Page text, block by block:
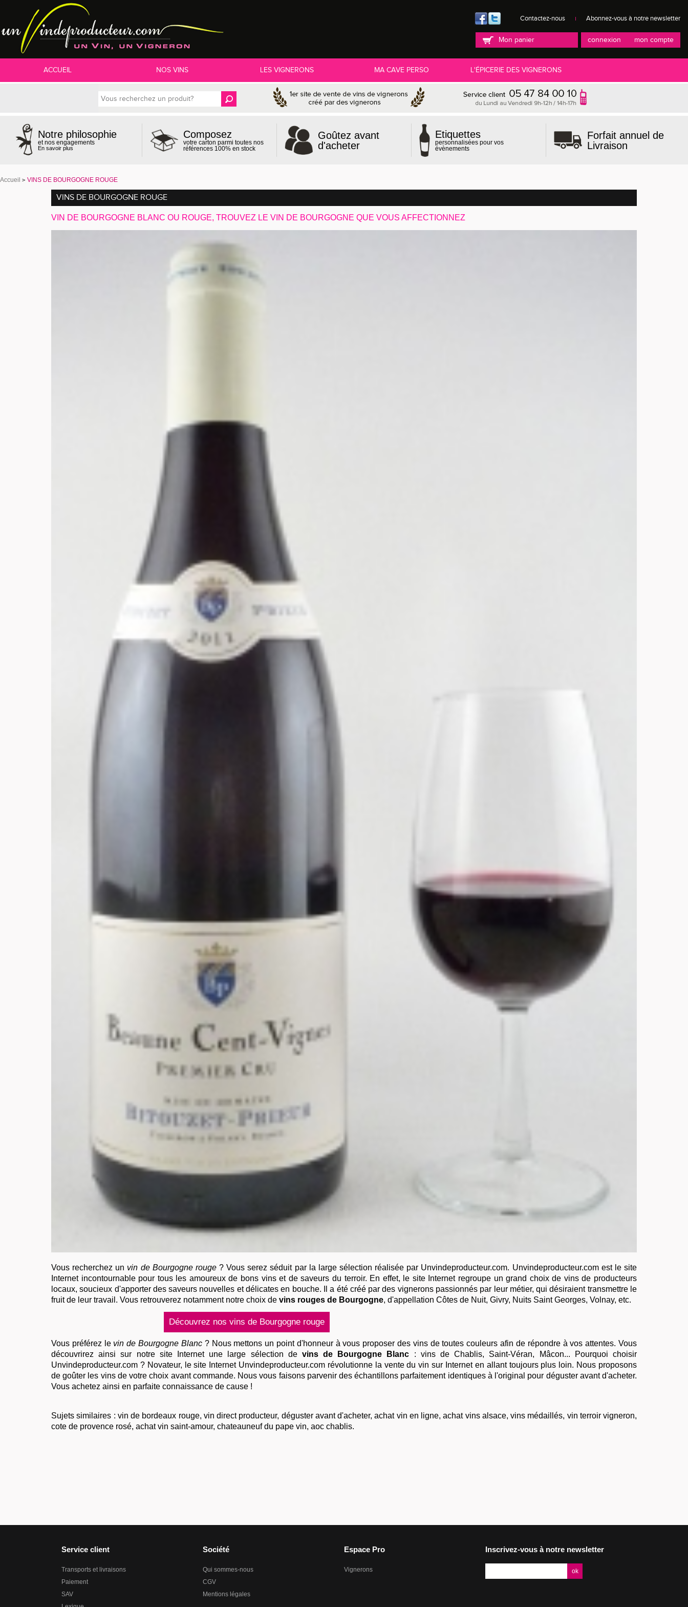
mon compte
connexion
Mon panier
ACCUEIL NOS VINS LES VIGNERONS MA CAVE PERSO L'ÉPICERIE DES VIGNERONS
Accueil VINS DE BOURGOGNE ROUGE
VINS DE BOURGOGNE ROUGE
VIN DE BOURGOGNE BLANC OU ROUGE, TROUVEZ LE VIN DE BOURGOGNE QUE VOUS AFFECTIONNEZ
Vous recherchez un vin de Bourgogne rouge? Vous serez séduit par la large sélection réalisée par Unvindeproducteur.com. Unvindeproducteur.com est le site
Internet incontournable pour tous les amoureux de bons vins et de saveurs du terroir. En effet, le site Internet regroupe un grand choix de vins de producteurs
locaux, soucieux d'apporter des saveurs nouvelles et délicates en bouche. Il a été créé par des vignerons passionnés par leur métier, qui désiraient transmettre le
fruit de leur travail. Vous retrouverez notamment notre choix de vins rouges de Bourgogne, d'appellation Côtes de Nuit, Givry, Nuits Saint Georges, Volnay, etc.
Vous préférez le vin de Bourgogne Blanc? Nous mettons un point d'honneur à vous proposer des vins de toutes couleurs afin de répondre à vos attentes. Vous
découvrirez ainsi sur notre site Internet une large sélection de vins de Bourgogne Blanc : vins de Chablis, Saint-Véran, Mâcon... Pourquoi choisir
Unvindeproducteur.com ? Novateur, le site Internet Unvindeproducteur.com révolutionne la vente du vin sur Internet en allant toujours plus loin. Nous proposons
de goûter les vins de votre choix avant commande. Nous vous faisons parvenir des échantillons parfaitement identiques à l'original pour déguster avant d'acheter.
Vous achetez ainsi en parfaite connaissance de cause !
Sujets similaires : vin de bordeaux rouge, vin direct producteur, déguster avant d'acheter,achat vin en ligne,achat vins alsace, vins médaillés, vin terroir vigneron,
cote de provence rosé, achat vin saint-amour, chateauneuf du pape vin, aoc chablis.
Notre philosophie
et nos engagements
En savoir plus
Composez
votre carton parmi toutes nos
références 100% en stock
Goûtez avant
d'acheter
Etiquettes
personnalisées pour vos
évènements
Forfait annuel de
Livraison
Service client
Transports et livraisons
Paiement
SAV
Société
Qui sommes-nous
CGV
Mentions légales
Espace Pro
Vignerons
Inscrivez-vous à notre newsletter
Contactez-nous Abonnez-vous à notre newsletter